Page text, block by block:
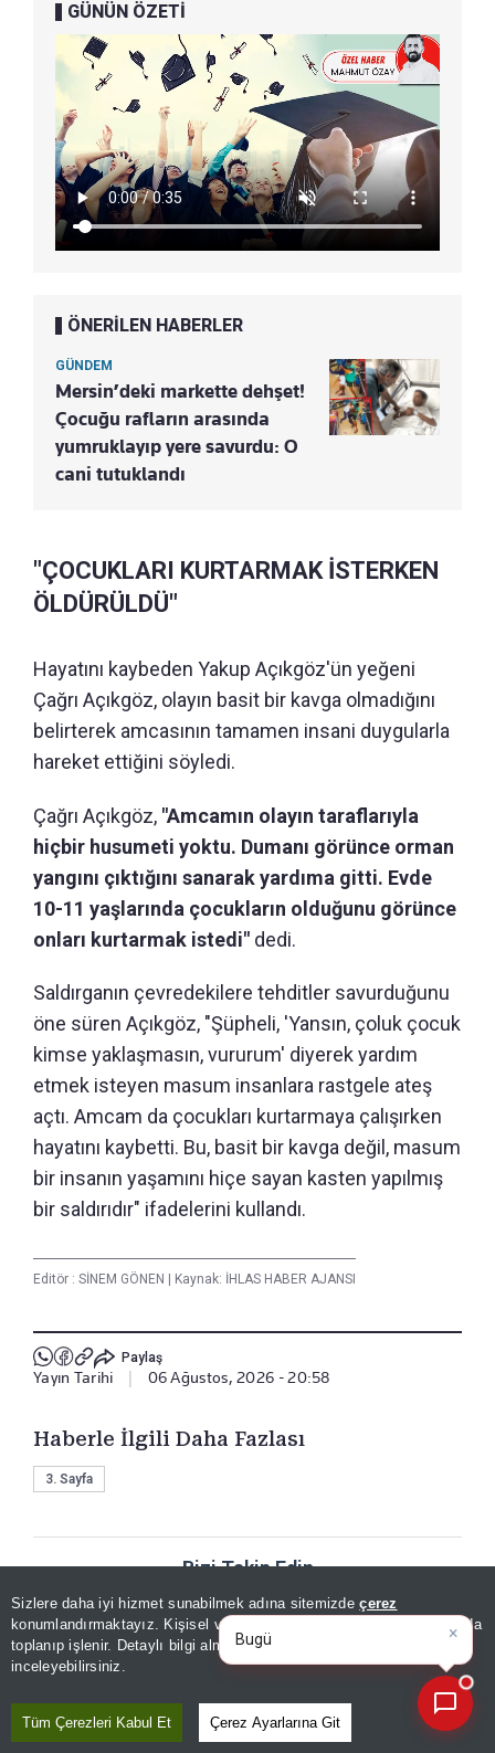
Sizlere daha iyi hizmet sunabilmek adına sitemizdeçerez
konumlandırmaktayız. Kişisel verileriniz, KVKK ve GDPR kapsamında
toplanıp işlenir. Detaylı bilgi almak için
inceleyebilirsiniz.
Tüm Çerezleri Kabul Et Çerez Ayarlarına Git
GÜNÜN ÖZETİ
ÖNERİLEN HABERLER
GÜNDEM
Mersin’deki markette dehşet!
Çocuğu rafların arasında
yumruklayıp yere savurdu: O
cani tutuklandı
"ÇOCUKLARI KURTARMAK İSTERKEN
ÖLDÜRÜLDÜ"
Hayatını kaybeden Yakup Açıkgöz'ün yeğeni
Çağrı Açıkgöz, olayın basit bir kavga olmadığını
belirterek amcasının tamamen insani duygularla
hareket ettiğini söyledi.
Çağrı Açıkgöz, "Amcamın olayın taraflarıyla
hiçbir husumeti yoktu. Dumanı görünce orman
yangını çıktığını sanarak yardıma gitti. Evde
10-11 yaşlarında çocukların olduğunu görünce
onları kurtarmak istedi" dedi.
Saldırganın çevredekilere tehditler savurduğunu
öne süren Açıkgöz, "Şüpheli, 'Yansın, çoluk çocuk
kimse yaklaşmasın, vururum' diyerek yardım
etmek isteyen masum insanlara rastgele ateş
açtı. Amcam da çocukları kurtarmaya çalışırken
hayatını kaybetti. Bu, basit bir kavga değil, masum
bir insanın yaşamını hiçe sayan kasten yapılmış
bir saldırıdır" ifadelerini kullandı.
Editör : SİNEM GÖNEN | Kaynak: İHLAS HABER AJANSI
Paylaş
Yayın Tarihi 06 Ağustos, 2026 - 20:58
Haberle İlgili Daha Fazlası
3. Sayfa
Bizi Takip Edin
YORUMLAR
×
Bugünün öne çıkan manşetleri
ve gelişm